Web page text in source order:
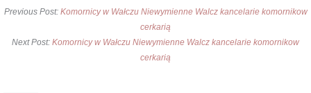
Previous Post: Komornicy w Wałczu Niewymienne Walcz kancelarie komornikow
cerkarią
Next Post: Komornicy w Wałczu Niewymienne Walcz kancelarie komornikow
cerkarią